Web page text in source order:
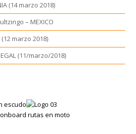
(14 marzo 2018)
– MEXICO
(12 marzo 2018)
(11/marzo/2018)